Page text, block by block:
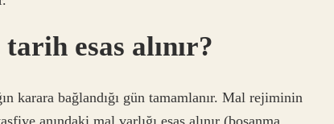
esas alınır?
karara bağlandığı gün tamamlanır. Mal rejiminin